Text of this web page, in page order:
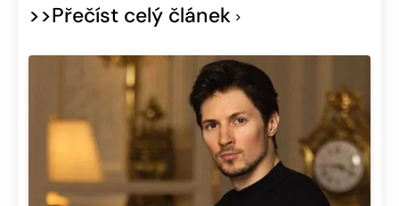
>>Přečíst celý článek